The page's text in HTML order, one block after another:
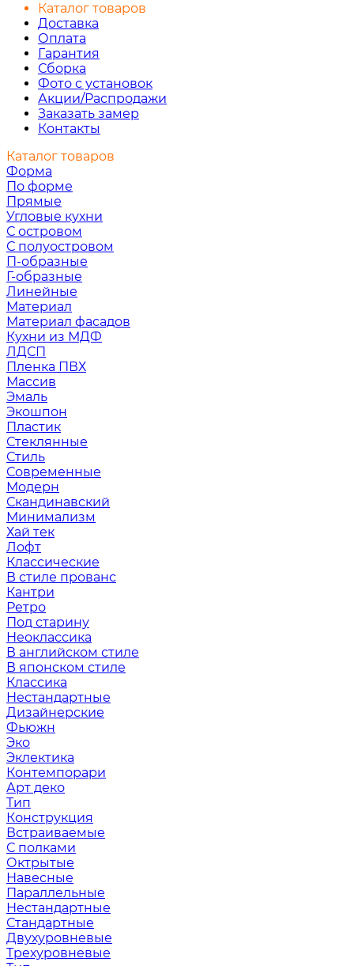
Каталог товаров
Доставка
Оплата
Гарантия
Сборка
Фото с установок
Акции/Распродажи
Заказать замер
Контакты
Каталог товаров
Форма
По форме
Прямые
Угловые кухни
С островом
С полуостровом
П-образные
Г-образные
Линейные
Материал
Материал фасадов
Кухни из МДФ
ЛДСП
Пленка ПВХ
Массив
Эмаль
Экошпон
Пластик
Стеклянные
Стиль
Современные
Модерн
Скандинавский
Минимализм
Хай тек
Лофт
Классические
В стиле прованс
Кантри
Ретро
Под старину
Неоклассика
В английском стиле
В японском стиле
Классика
Нестандартные
Дизайнерские
Фьюжн
Эко
Эклектика
Контемпорари
Арт деко
Тип
Конструкция
Встраиваемые
С полками
Октрытые
Навесные
Параллельные
Нестандартные
Стандартные
Двухуровневые
Трехуровневые